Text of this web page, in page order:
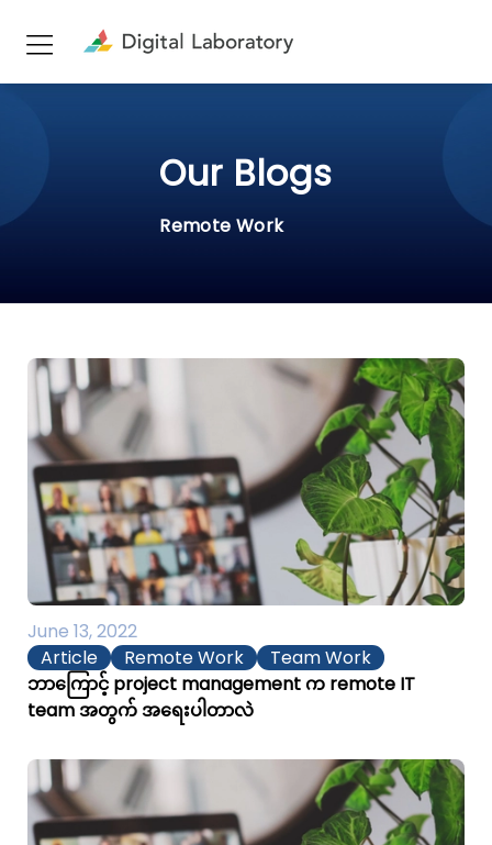
Our Blogs
Remote Work
June 13, 2022
Article
Remote Work
Team Work
ဘာကြောင့် project management က remote IT
team အတွက် အရေးပါတာလဲ